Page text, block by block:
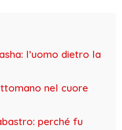
l’uomo dietro la
nel cuore
perché fu